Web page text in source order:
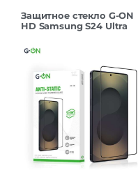
Защитное стекло G-ON
HD Samsung S24 Ultra